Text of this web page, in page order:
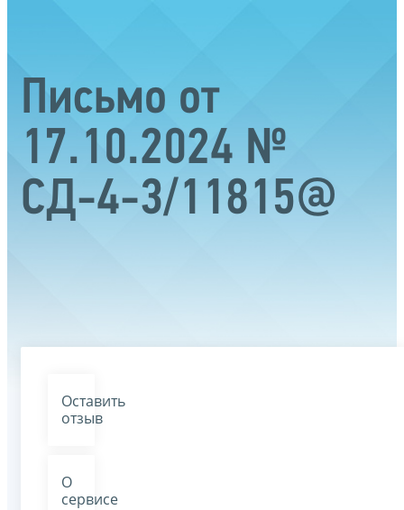
Письмо от
17.10.2024 №
СД-4-3/11815@
Оставить
отзыв
О
сервисе